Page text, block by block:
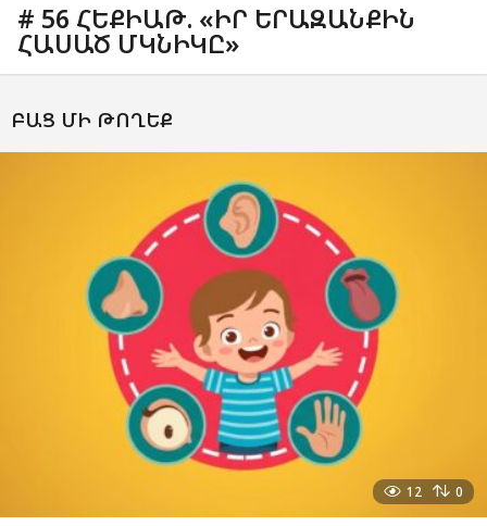
# 56 ՀԵՔԻԱԹ. «ԻՐ ԵՐԱԶԱՆՔԻՆ
ՀԱՍԱԾ ՄԿՆԻԿԸ»
ԲԱՑ ՄԻ ԹՈՂԵՔ
12 0